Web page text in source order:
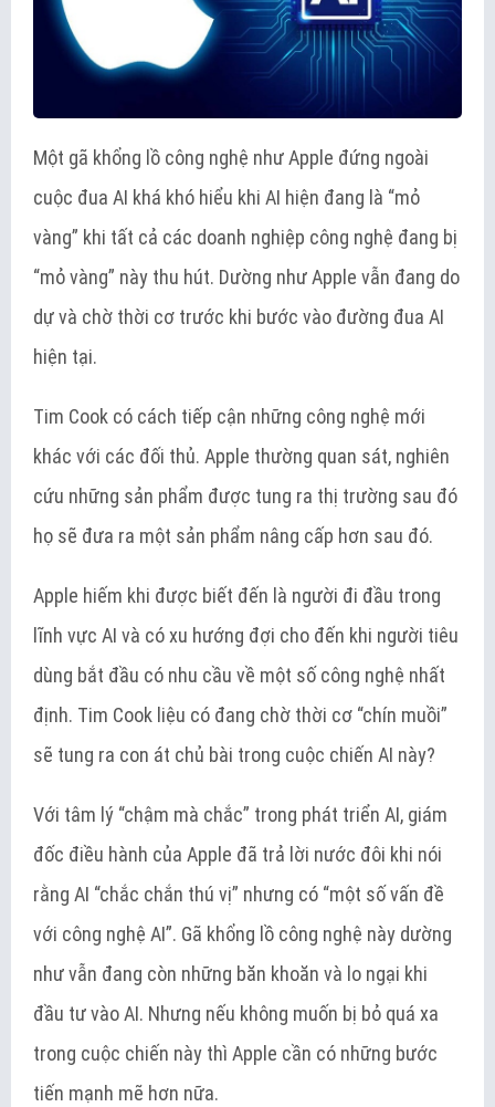
Một gã khổng lồ công nghệ như Apple đứng ngoài
cuộc đua AI khá khó hiểu khi AI hiện đang là “mỏ
vàng” khi tất cả các doanh nghiệp công nghệ đang bị
“mỏ vàng” này thu hút. Dường như Apple vẫn đang do
dự và chờ thời cơ trước khi bước vào đường đua AI
hiện tại.
Tim Cook có cách tiếp cận những công nghệ mới
khác với các đối thủ. Apple thường quan sát, nghiên
cứu những sản phẩm được tung ra thị trường sau đó
họ sẽ đưa ra một sản phẩm nâng cấp hơn sau đó.
Apple hiếm khi được biết đến là người đi đầu trong
lĩnh vực AI và có xu hướng đợi cho đến khi người tiêu
dùng bắt đầu có nhu cầu về một số công nghệ nhất
định. Tim Cook liệu có đang chờ thời cơ “chín muồi”
sẽ tung ra con át chủ bài trong cuộc chiến AI này?
Với tâm lý “chậm mà chắc” trong phát triển AI, giám
đốc điều hành của Apple đã trả lời nước đôi khi nói
rằng AI “chắc chắn thú vị” nhưng có “một số vấn đề
với công nghệ AI”. Gã khổng lồ công nghệ này dường
như vẫn đang còn những băn khoăn và lo ngại khi
đầu tư vào AI. Nhưng nếu không muốn bị bỏ quá xa
trong cuộc chiến này thì Apple cần có những bước
tiến mạnh mẽ hơn nữa.